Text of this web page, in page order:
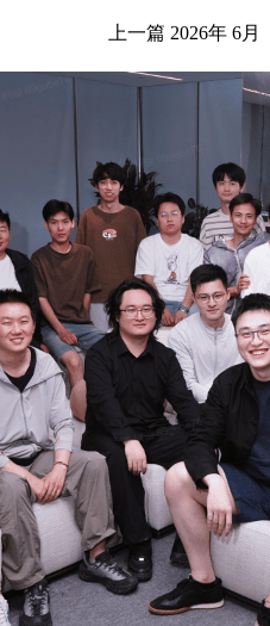
上一篇 2026年 6月